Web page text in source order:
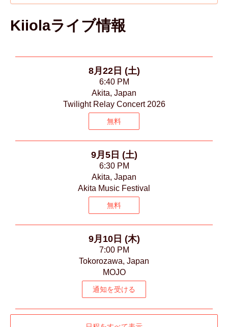
Kiiolaライブ情報
8月22日 (土)
6:40 PM
Akita, Japan
Twilight Relay Concert 2026
無料
9月5日 (土)
6:30 PM
Akita, Japan
Akita Music Festival
無料
9月10日 (木)
7:00 PM
Tokorozawa, Japan
MOJO
通知を受ける